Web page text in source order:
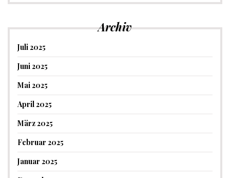
Archiv
Juli 2025
Juni 2025
Mai 2025
April 2025
März 2025
Februar 2025
Januar 2025